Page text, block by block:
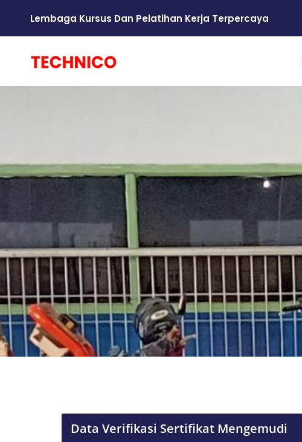
Lembaga Kursus Dan Pelatihan Kerja Terpercaya
Data Verifikasi Sertifikat Mengemudi